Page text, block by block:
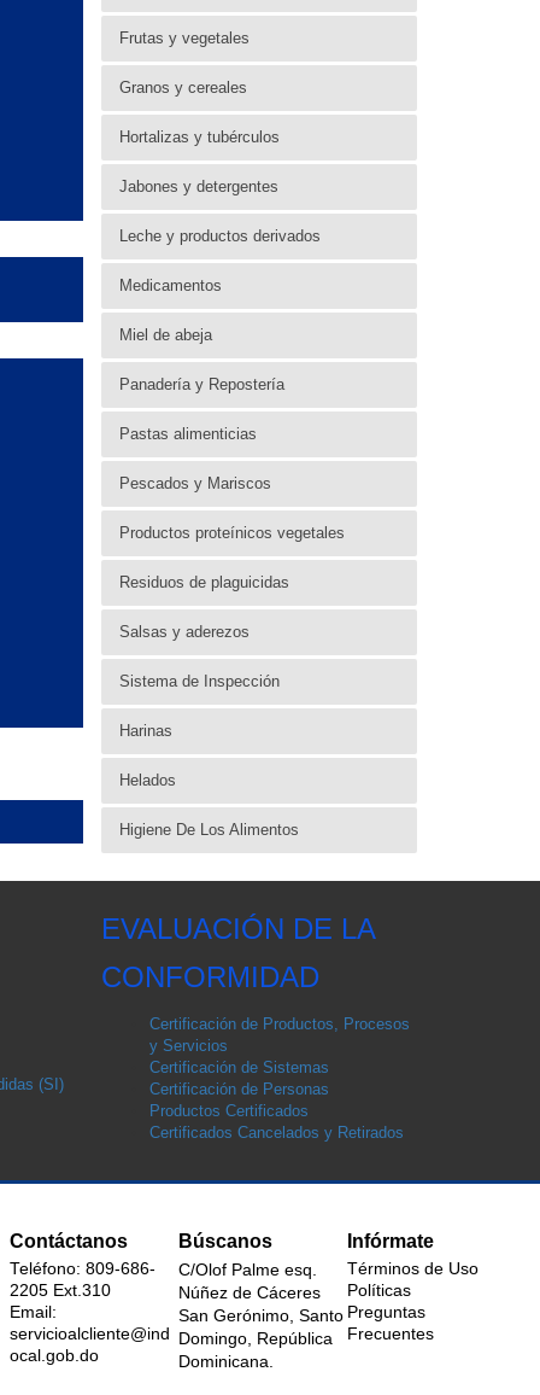
Frutas y vegetales
Granos y cereales
Hortalizas y tubérculos
Jabones y detergentes
Leche y productos derivados
Medicamentos
Miel de abeja
Panadería y Repostería
Pastas alimenticias
Pescados y Mariscos
Productos proteínicos vegetales
Residuos de plaguicidas
Salsas y aderezos
Sistema de Inspección
Harinas
Helados
Higiene De Los Alimentos
(SI)
EVALUACIÓN DE LA
CONFORMIDAD
Certificación de Productos, Procesos
y Servicios
Certificación de Sistemas
Certificación de Personas
Productos Certificados
Certificados Cancelados y Retirados
Contáctanos
Teléfono: 809-686-
2205 Ext.310
Email:
servicioalcliente@ind
ocal.gob.do
Búscanos
C/Olof Palme esq.
Núñez de Cáceres
San Gerónimo, Santo
Domingo, República
Dominicana.
Infórmate
Términos de Uso
Políticas
Preguntas
Frecuentes